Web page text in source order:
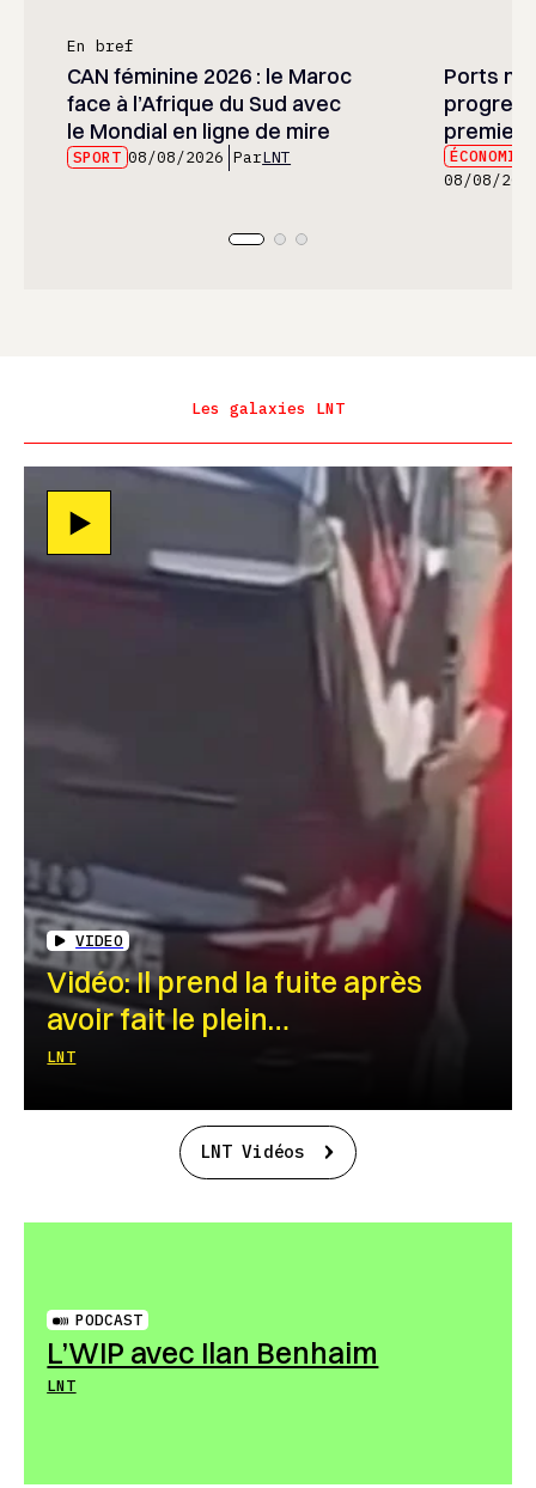
En bref
CAN féminine 2026 : le Maroc
face à l’Afrique du Sud avec
le Mondial en ligne de mire
SPORT 08/08/2026 ParLNT
Ports
premier
08/08/
Les galaxies LNT
VIDEO
Vidéo: Il prend la fuite après
avoir fait le plein…
LNT
LNT Vidéos
PODCAST
L’WIP avec Ilan Benhaim
LNT